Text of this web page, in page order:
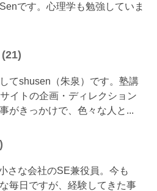
です。心理学も勉強していま
(21)
てshusen（朱泉）です。塾講
イトの企画・ディレクション
がきっかけで、色々な人と...
さな会社のSE兼役員。今も
毎日ですが、経験してきた事